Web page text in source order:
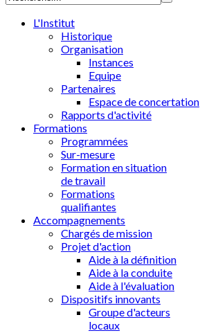
L'Institut
Historique
Organisation
Instances
Equipe
Partenaires
Espace de concertation
Rapports d'activité
Formations
Programmées
Sur-mesure
Formation en situation
de travail
Formations
qualifiantes
Accompagnements
Chargés de mission
Projet d'action
Aide à la définition
Aide à la conduite
Aide à l'évaluation
Dispositifs innovants
Groupe d'acteurs
locaux